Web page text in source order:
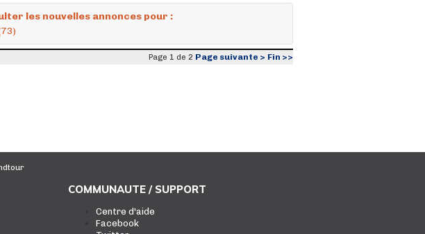
les nouvelles annonces pour :
Page 1 de 2 Page suivante > Fin >>
COMMUNAUTE / SUPPORT
Centre d'aide
Facebook